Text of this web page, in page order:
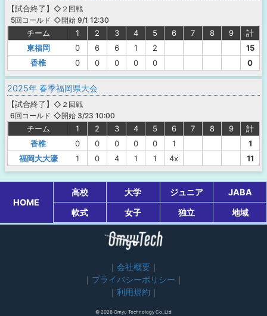
【試合終了 】
5回コールド
◇２回戦
◇開始 9/1 12:30
チーム 1 2 3 4 5 6 7 8 9
計
東福岡
0 6 6 1 2
15
香椎
0 0 0 0 0 0
2025年 春季福岡県大会
【試合終了 】
6回コールド
◇２回戦
◇開始 3/23 10:00
チーム 1 2 3 4 5 6 7 8 9
計
香椎
0 0 0 0 0 1
1
福岡大大濠
1 0 4 1 1 4x 11
HOME
高校 大学 ジュニア
JABA
軟式
女子 独立 地域
会社概要
プライバシーポリシー
利用規約
© 2026 Omyu Technology Co.,Ltd